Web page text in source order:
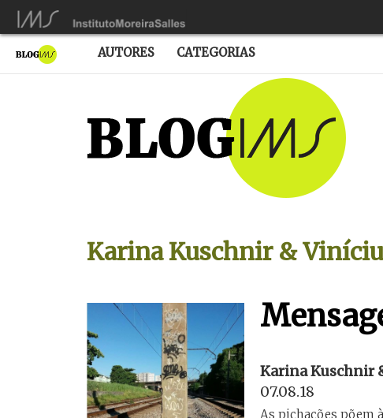
AUTORES CATEGORIAS
Karina Kuschnir &
Karina Kuschnir
07.08.18
As pichações põem